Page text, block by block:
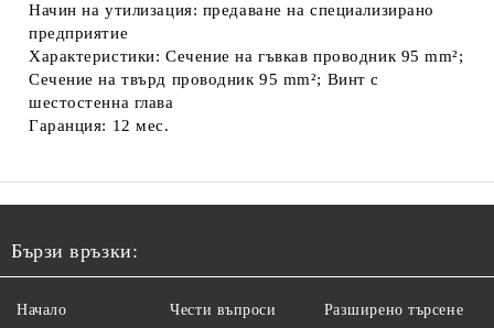
Начин на утилизация: предаване на специализирано
предприятие
Характеристики: Сечение на гъвкав проводник 95 mm²;
Сечение на твърд проводник 95 mm²; Винт с
шестостенна глава
Гаранция: 12 мес.
Бързи връзки:
Начало Чести въпроси Разширено търсене